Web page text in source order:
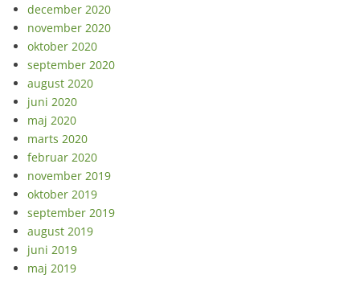
december 2020
november 2020
oktober 2020
september 2020
august 2020
juni 2020
maj 2020
marts 2020
februar 2020
november 2019
oktober 2019
september 2019
august 2019
juni 2019
maj 2019